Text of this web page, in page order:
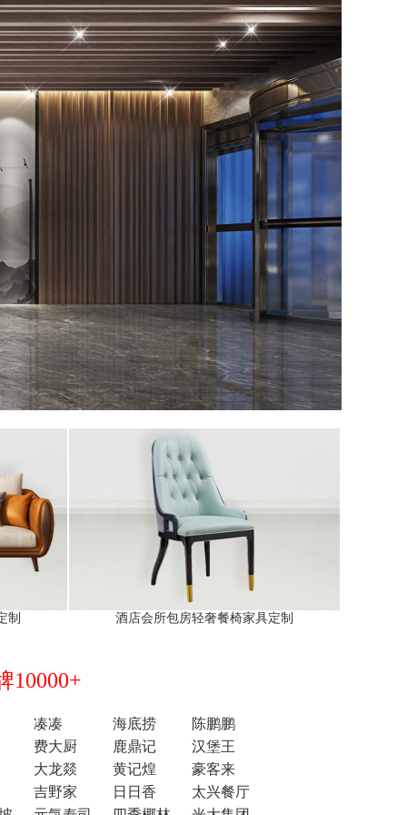
制 酒店会所包房轻奢餐椅家具定制
10000+
凑凑 海底捞
陈鹏鹏
费大厨
鹿鼎记
汉堡王
大龙燚
黄记煌
豪客来
吉野家
日日香
太兴餐厅